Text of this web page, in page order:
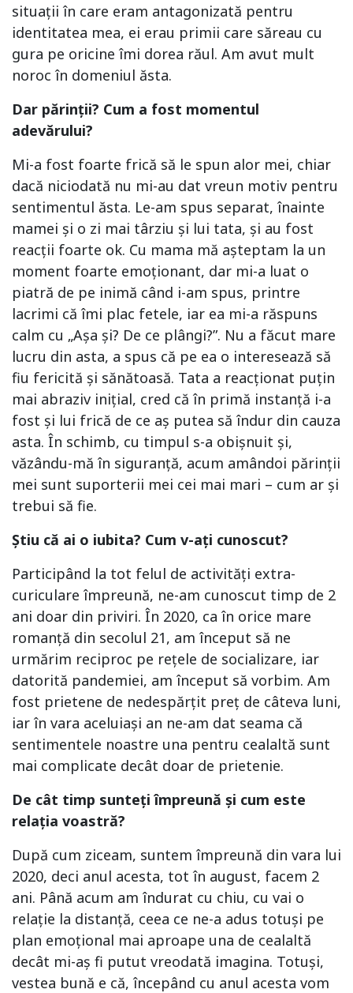
situații în care eram antagonizată pentru
identitatea mea, ei erau primii care săreau cu
gura pe oricine îmi dorea răul. Am avut mult
noroc în domeniul ăsta.
Dar părinții? Cum a fost momentul
adevărului?
Mi-a fost foarte frică să le spun alor mei, chiar
dacă niciodată nu mi-au dat vreun motiv pentru
sentimentul ăsta. Le-am spus separat, înainte
mamei și o zi mai târziu și lui tata, și au fost
reacții foarte ok. Cu mama mă așteptam la un
moment foarte emoționant, dar mi-a luat o
piatră de pe inimă când i-am spus, printre
lacrimi că îmi plac fetele, iar ea mi-a răspuns
calm cu „Așa și? De ce plângi?”. Nu a făcut mare
lucru din asta, a spus că pe ea o interesează să
fiu fericită și sănătoasă. Tata a reacționat puțin
mai abraziv inițial, cred că în primă instanță i-a
fost și lui frică de ce aș putea să îndur din cauza
asta. În schimb, cu timpul s-a obișnuit și,
văzându-mă în siguranță, acum amândoi părinții
mei sunt suporterii mei cei mai mari – cum ar și
trebui să fie.
Știu că ai o iubita? Cum v-ați cunoscut?
Participând la tot felul de activități extra-
curiculare împreună, ne-am cunoscut timp de 2
ani doar din priviri. În 2020, ca în orice mare
romanță din secolul 21, am început să ne
urmărim reciproc pe rețele de socializare, iar
datorită pandemiei, am început să vorbim. Am
fost prietene de nedespărțit preț de câteva luni,
iar în vara aceluiași an ne-am dat seama că
sentimentele noastre una pentru cealaltă sunt
mai complicate decât doar de prietenie.
De cât timp sunteți împreună și cum este
relația voastră?
După cum ziceam, suntem împreună din vara lui
2020, deci anul acesta, tot în august, facem 2
ani. Până acum am îndurat cu chiu, cu vai o
relație la distanță, ceea ce ne-a adus totuși pe
plan emoțional mai aproape una de cealaltă
decât mi-aș fi putut vreodată imagina. Totuși,
vestea bună e că, începând cu anul acesta vom